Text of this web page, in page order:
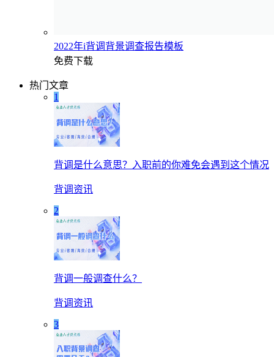
2022年i背调背景调查报告模板
免费下载
热门文章
1
背调是什么意思？入职前的你难免会遇到这个情况
背调资讯
2
背调一般调查什么？
背调资讯
3